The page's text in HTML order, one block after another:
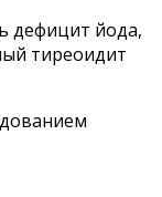
дефицит йода,
тиреоидит